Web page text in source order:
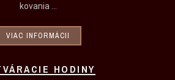
kovania ...
VIAC INFORMÁCII
HODINY